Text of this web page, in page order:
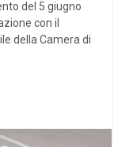
del 5 giugno
con il
della Camera di